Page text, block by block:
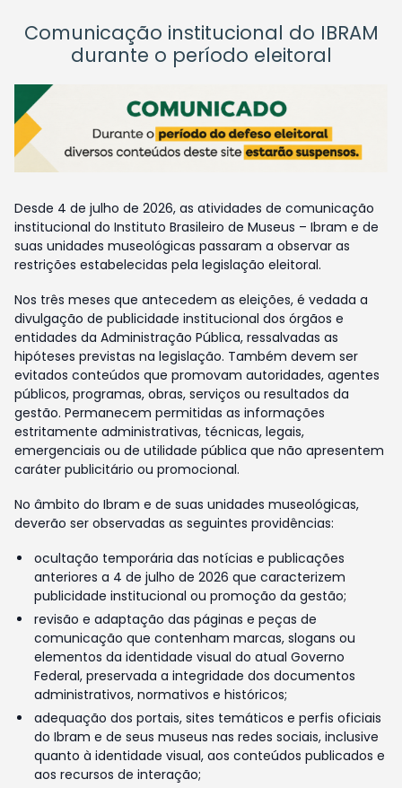
Comunicação institucional do IBRAM
durante o período eleitoral
Desde 4 de julho de 2026, as atividades de comunicação
institucional do Instituto Brasileiro de Museus – Ibram e de
suas unidades museológicas passaram a observar as
restrições estabelecidas pela legislação eleitoral.
Nos três meses que antecedem as eleições, é vedada a
divulgação de publicidade institucional dos órgãos e
entidades da Administração Pública, ressalvadas as
hipóteses previstas na legislação. Também devem ser
evitados conteúdos que promovam autoridades, agentes
públicos, programas, obras, serviços ou resultados da
gestão. Permanecem permitidas as informações
estritamente administrativas, técnicas, legais,
emergenciais ou de utilidade pública que não apresentem
caráter publicitário ou promocional.
No âmbito do Ibram e de suas unidades museológicas,
deverão ser observadas as seguintes providências:
ocultação temporária das notícias e publicações
anteriores a 4 de julho de 2026 que caracterizem
publicidade institucional ou promoção da gestão;
revisão e adaptação das páginas e peças de
comunicação que contenham marcas, slogans ou
elementos da identidade visual do atual Governo
Federal, preservada a integridade dos documentos
administrativos, normativos e históricos;
adequação dos portais, sites temáticos e perfis oficiais
do Ibram e de seus museus nas redes sociais, inclusive
quanto à identidade visual, aos conteúdos publicados e
aos recursos de interação;